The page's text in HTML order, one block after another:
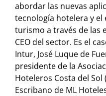
abordar las nuevas
tecnología hotelera y el
turismo a través de las
CEO del sector. Es el
Intur, José Luque de
presidente de la
Hoteleros Costa del Sol
Escribano de ML